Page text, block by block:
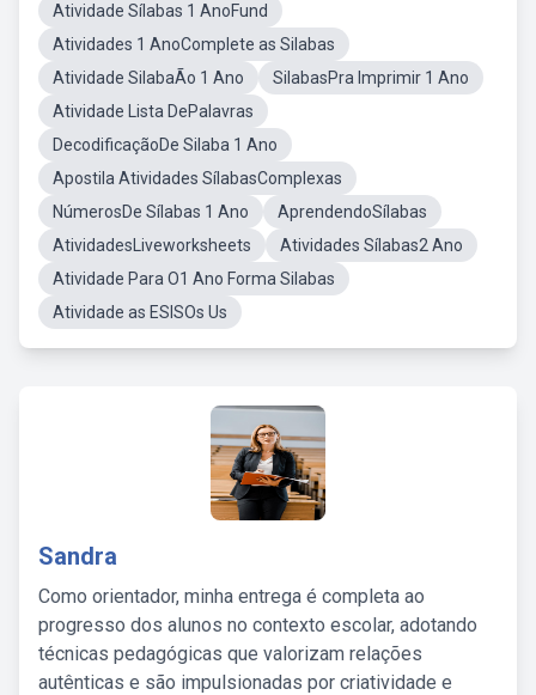
Atividade Sílabas 1 AnoFund
Atividades 1 AnoComplete as Silabas
Atividade SilabaÃo 1 Ano
SilabasPra Imprimir 1 Ano
Atividade Lista DePalavras
DecodificaçãoDe Silaba 1 Ano
Apostila Atividades SílabasComplexas
NúmerosDe Sílabas 1 Ano
AprendendoSílabas
AtividadesLiveworksheets
Atividades Sílabas2 Ano
Atividade Para O1 Ano Forma Silabas
Atividade as ESISOs Us
Sandra
Como orientador, minha entrega é completa ao
progresso dos alunos no contexto escolar, adotando
técnicas pedagógicas que valorizam relações
autênticas e são impulsionadas por criatividade e